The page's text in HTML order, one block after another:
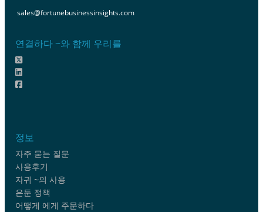
sales@fortunebusinessinsights.com
연결하다 ~와 함께 우리를
정보
자주 묻는 질문
사용후기
자귀 ~의 사용
은둔 정책
어떻게 에게 주문하다